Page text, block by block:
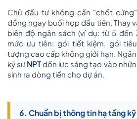
Chủ đầu tư không cần "chốt
đồng ngay buổi họp đầu tiên. Thay
biên độ ngân sách (ví dụ: từ 5 đến
mức ưu tiên: gói tiết kiệm, gói
tượng cao cấp không giới hạn.
kỹ sư NPTdồn lực sáng tạo vào
sinh ra dòng tiền cho dự án.
6. Chuẩn bị thông tin hạ tầng